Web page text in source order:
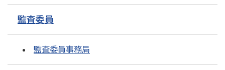
監査委員
監査委員事務局